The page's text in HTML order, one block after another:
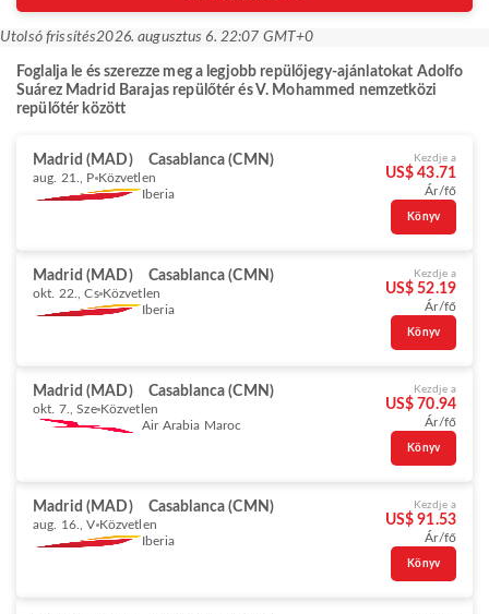
Utolsó frissítés2026. augusztus 6. 22:07 GMT+0
Foglalja le és szerezze meg a legjobb repülőjegy-ajánlatokat Adolfo
Suárez Madrid Barajas repülőtér és V. Mohammed nemzetközi
repülőtér között
Madrid (MAD) Casablanca (CMN)
aug. 21., P Közvetlen
Iberia
Kezdje a
US$ 43.71
Ár/fő
Könyv
Madrid (MAD) Casablanca (CMN)
okt. 22., Cs Közvetlen
Iberia
Kezdje a
US$ 52.19
Ár/fő
Könyv
Madrid (MAD) Casablanca (CMN)
okt. 7., Sze Közvetlen
Air Arabia Maroc
Kezdje a
US$ 70.94
Ár/fő
Könyv
Madrid (MAD) Casablanca (CMN)
aug. 16., V Közvetlen
Iberia
Kezdje a
US$ 91.53
Ár/fő
Könyv